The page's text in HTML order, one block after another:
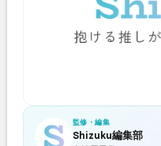
監修・編集
Shizuku編集部